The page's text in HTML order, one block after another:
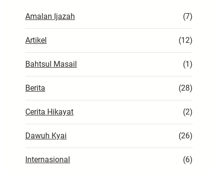
Amalan Ijazah (7)
Artikel (12)
Bahtsul Masail (1)
Berita (28)
Cerita Hikayat (2)
Dawuh Kyai (26)
Internasional (6)